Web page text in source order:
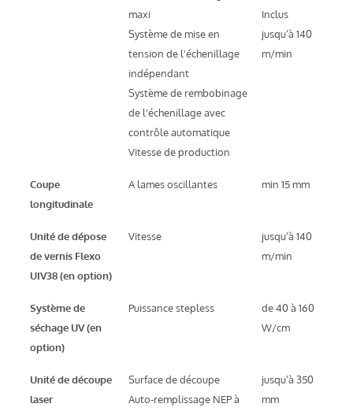
maxi
Système de mise en
tension de l'échenillage
indépendant
Système de rembobinage
de l'échenillage avec
contrôle automatique
Vitesse de production
Inclus
jusqu’à 140
m/min
Coupe
longitudinale
A lames oscillantes min 15 mm
Unité de dépose
de vernis Flexo
UIV38 (en option)
Vitesse
jusqu’à 140
m/min
Système de
séchage UV (en
option)
Puissance stepless
de 40 à 160
W/cm
Unité de découpe
laser
Surface de découpe
Auto-remplissage NEP à
jusqu’à 350
mm